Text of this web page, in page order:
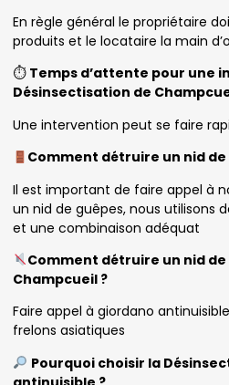
En règle général le propriétaire
produits et le locataire la main
⏱ Temps d’attente pour une
Désinsectisation de
Une intervention peut se faire
Comment détruire un nid de
Il est important de faire appel à
un nid de guêpes, nous utilisons
et une combinaison adéquat
Comment détruire un nid
Champcueil ?
Faire appel à giordano
frelons asiatiques
Pourquoi choisir la